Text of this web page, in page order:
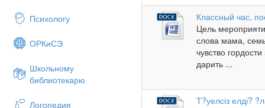
Психологу
ОРКиСЭ
Школьному
библиотекарю
Логопедия
Классный час,
Цель
слова мама,
чувство
дарить ...
Т?уелсіз елді?